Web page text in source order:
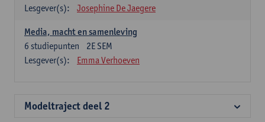
Lesgever(s):
Josephine De Jaegere
Media, macht en samenleving
2E SEM
6 studiepunten
Lesgever(s):
Emma Verhoeven
Modeltraject deel 2